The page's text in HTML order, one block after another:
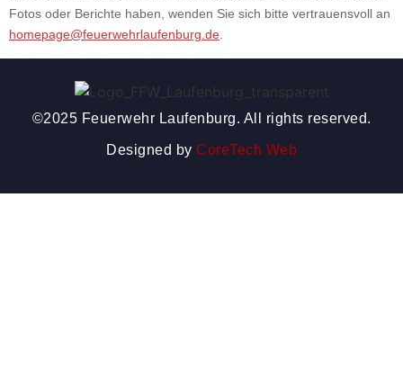
Fotos oder Berichte haben, wenden Sie sich bitte vertrauensvoll an
homepage@feuerwehrlaufenburg.de.
©2025 Feuerwehr Laufenburg. All rights reserved.
Designed by CoreTech Web